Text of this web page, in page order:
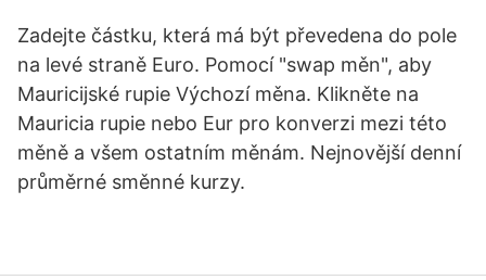
Zadejte částku, která má být převedena do pole
na levé straně Euro. Pomocí "swap měn", aby
Mauricijské rupie Výchozí měna. Klikněte na
Mauricia rupie nebo Eur pro konverzi mezi této
měně a všem ostatním měnám. Nejnovější denní
průměrné směnné kurzy.